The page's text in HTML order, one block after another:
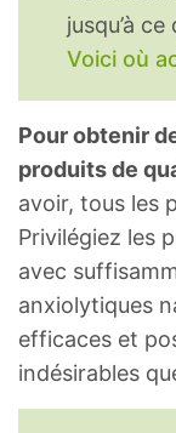
jusqu’à
Voici où
Pour obtenir
produits de
avoir, tous les
Privilégiez les
avec
anxiolytiques
efficaces et
indésirables